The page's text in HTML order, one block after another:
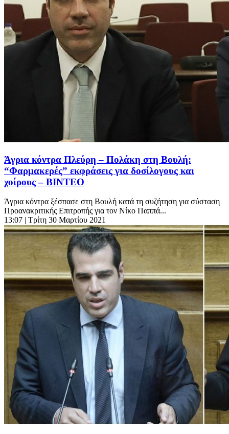
Άγρια κόντρα Πλεύρη – Πολάκη στη Βουλή:
“Φαρμακερές” εκφράσεις για δοσίλογους και
χοίρους – ΒΙΝΤΕΟ
Άγρια κόντρα ξέσπασε στη Βουλή κατά τη συζήτηση για σύσταση
Προανακριτικής Επιτροπής για τον Νίκο Παππά...
13:07 | Τρίτη 30 Μαρτίου 2021